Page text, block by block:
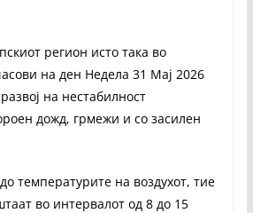
регион исто така во
на ден Недела 31 Мај 2026
на нестабилност
дожд, грмежи и со засилен
температурите на воздухот, тие
во интервалот од 8 до 15